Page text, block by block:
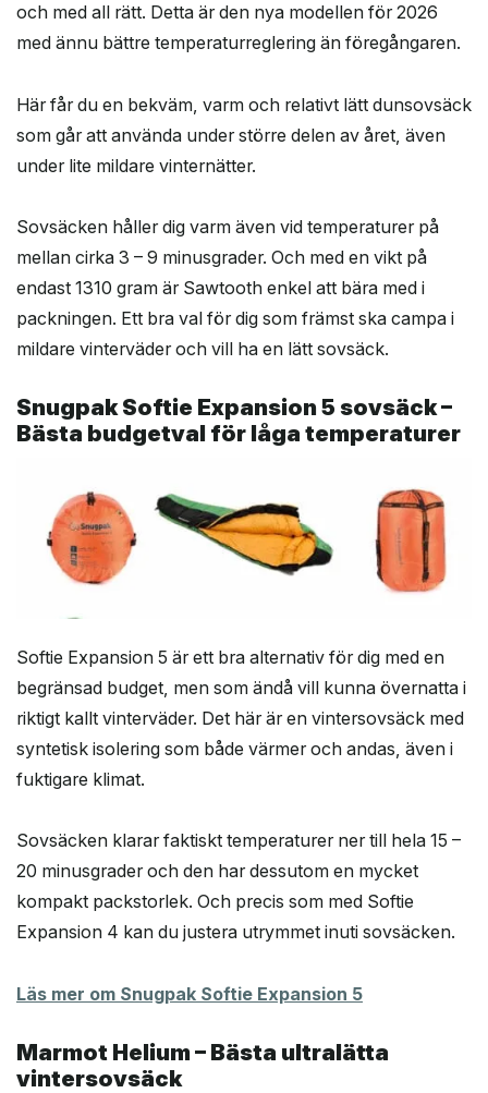
och med all rätt. Detta är den nya modellen för 2026
med ännu bättre temperaturreglering än föregångaren.
Här får du en bekväm, varm och relativt lätt dunsovsäck
som går att använda under större delen av året, även
under lite mildare vinternätter.
Sovsäcken håller dig varm även vid temperaturer på
mellan cirka 3 – 9 minusgrader. Och med en vikt på
endast 1310 gram är Sawtooth enkel att bära med i
packningen. Ett bra val för dig som främst ska campa i
mildare vinterväder och vill ha en lätt sovsäck.
Snugpak Softie Expansion 5 sovsäck –
Bästa budgetval för låga temperaturer
Softie Expansion 5 är ett bra alternativ för dig med en
begränsad budget, men som ändå vill kunna övernatta i
riktigt kallt vinterväder. Det här är en vintersovsäck med
syntetisk isolering som både värmer och andas, även i
fuktigare klimat.
Sovsäcken klarar faktiskt temperaturer ner till hela 15 –
20 minusgrader och den har dessutom en mycket
kompakt packstorlek. Och precis som med Softie
Expansion 4 kan du justera utrymmet inuti sovsäcken.
Läs mer om Snugpak Softie Expansion 5
Marmot Helium – Bästa ultralätta
vintersovsäck